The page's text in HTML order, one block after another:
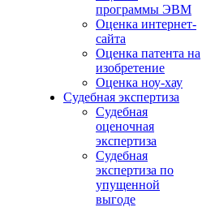
программы ЭВМ
Оценка интернет-
сайта
Оценка патента на
изобретение
Оценка ноу-хау
Судебная экспертиза
Судебная
оценочная
экспертиза
Судебная
экспертиза по
упущенной
выгоде